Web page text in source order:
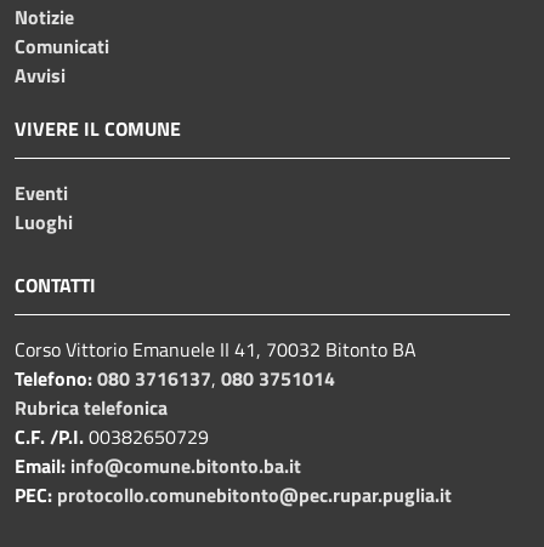
Notizie
Comunicati
Avvisi
VIVERE IL COMUNE
Eventi
Luoghi
CONTATTI
Corso Vittorio Emanuele II 41, 70032 Bitonto BA
Telefono:080 3716137, 080 3751014
Rubrica telefonica
C.F. /P.I.00382650729
Email: info@comune.bitonto.ba.it
PEC: protocollo.comunebitonto@pec.rupar.puglia.it